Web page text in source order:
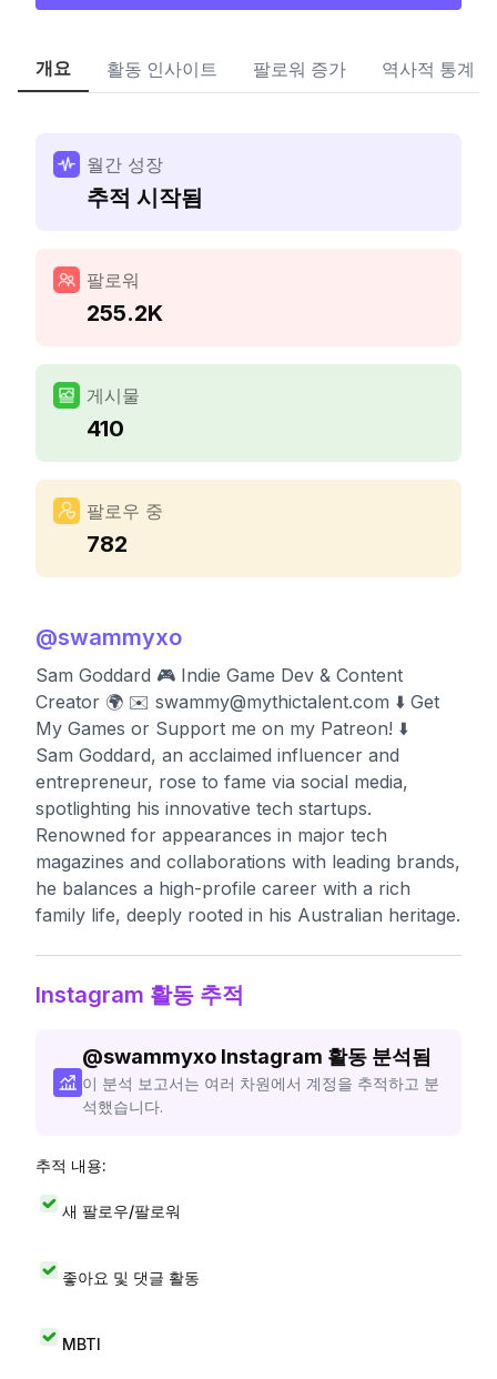
개요 활동 인사이트 팔로워 증가 역사적 통계
월간 성장
추적 시작됨
팔로워
255.2K
게시물
410
팔로우 중
782
@swammyxo
Sam Goddard 🎮 Indie Game Dev & Content
Creator 🌍 ✉️ swammy@mythictalent.com ⬇️ Get
My Games or Support me on my Patreon! ⬇️
Sam Goddard, an acclaimed influencer and
entrepreneur, rose to fame via social media,
spotlighting his innovative tech startups.
Renowned for appearances in major tech
magazines and collaborations with leading brands,
he balances a high-profile career with a rich
family life, deeply rooted in his Australian heritage.
Instagram 활동 추적
@swammyxo Instagram 활동 분석됨
이 분석 보고서는 여러 차원에서 계정을 추적하고 분
석했습니다.
추적 내용:
새 팔로우/팔로워
좋아요 및 댓글 활동
MBTI